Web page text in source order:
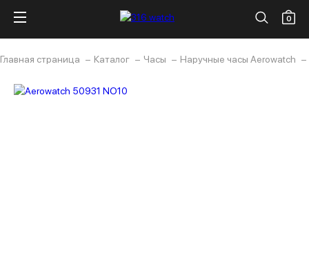
0
Главная страница Каталог Часы Наручные часы Aerowatch